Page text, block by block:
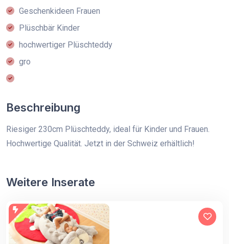
Geschenkideen Frauen
Plüschbär Kinder
hochwertiger Plüschteddy
gro
Beschreibung
Riesiger 230cm Plüschteddy, ideal für Kinder und Frauen.
Hochwertige Qualität. Jetzt in der Schweiz erhältlich!
Weitere Inserate